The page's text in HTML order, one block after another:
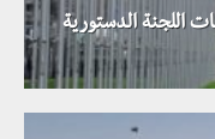
اللجنة الدستورية